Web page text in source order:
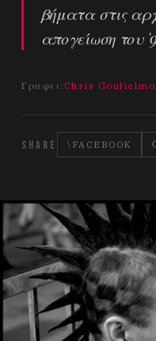
βήματα στις
απογείωση του
Γραφει: Chris
SHARE FACEBOOK